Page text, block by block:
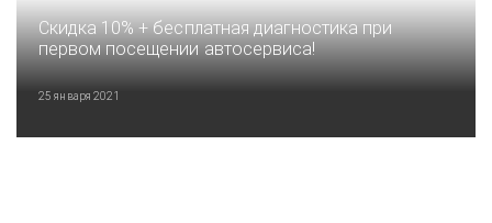
Скидка 10% + бесплатная диагностика при
первом посещении автосервиса!
25 января 2021